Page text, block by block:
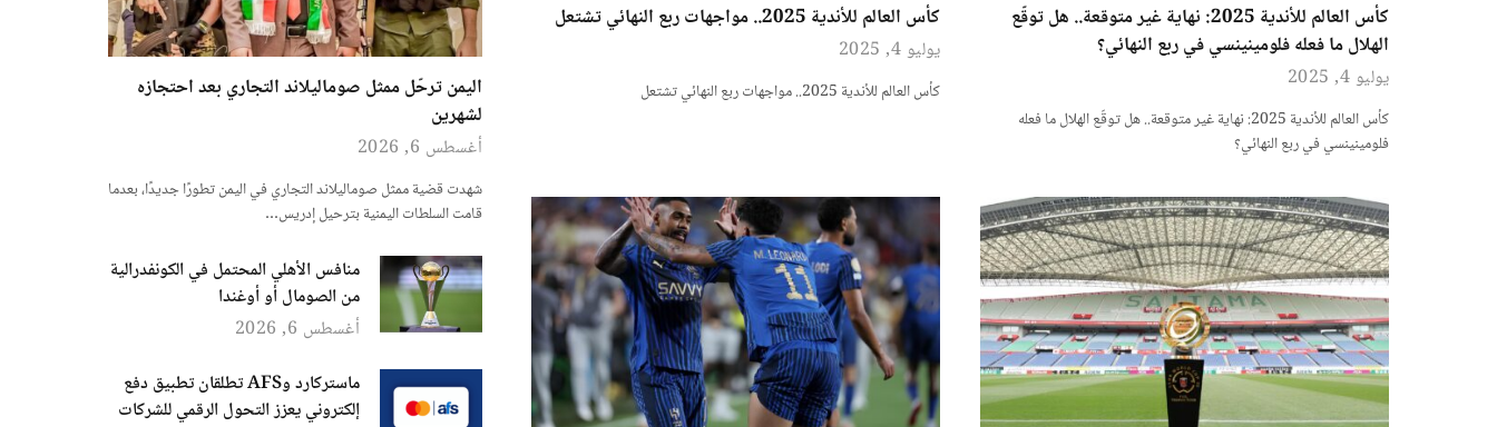
كأس العالم للأندية 2025: نهاية غير متوقعة.. هل توقّع
الهلال ما فعله فلومينينسي في ربع النهائي؟
يوليو 4, 2025
كأس العالم للأندية 2025: نهاية غير متوقعة.. هل توقّع الهلال ما فعله
فلومينينسي في ربع النهائي؟
كأس العالم للأندية 2025.. مواجهات ربع النهائي تشتعل
يوليو 4, 2025
كأس العالم للأندية 2025.. مواجهات ربع النهائي تشتعل
اليمن ترحّل ممثل صوماليلاند التجاري بعد احتجازه
لشهرين
أغسطس 6, 2026
شهدت قضية ممثل صوماليلاند التجاري في اليمن تطورًا جديدًا، بعدما
قامت السلطات اليمنية بترحيل إدريس…
منافس الأهلي المحتمل في الكونفدرالية
من الصومال أو أوغندا
أغسطس 6, 2026
ماستركارد وAFS تطلقان تطبيق دفع
إلكتروني يعزز التحول الرقمي للشركات